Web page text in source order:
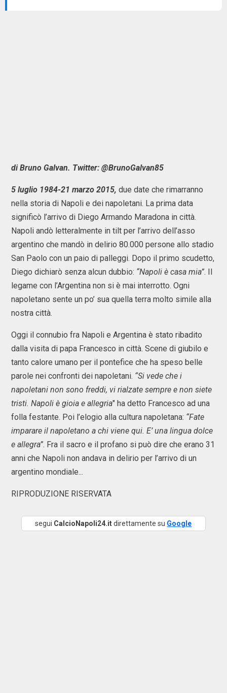
di Bruno Galvan. Twitter: @BrunoGalvan85
5 luglio 1984-21 marzo 2015, due date che rimarranno
nella storia di Napoli e dei napoletani. La prima data
significò l’arrivo di Diego Armando Maradona in città.
Napoli andò letteralmente in tilt per l’arrivo dell’asso
argentino che mandò in delirio 80.000 persone allo stadio
San Paolo con un paio di palleggi. Dopo il primo scudetto,
Diego dichiarò senza alcun dubbio: “Napoli è casa mia”. Il
legame con l’Argentina non si è mai interrotto. Ogni
napoletano sente un po’ sua quella terra molto simile alla
nostra città.
Oggi il connubio fra Napoli e Argentina è stato ribadito
dalla visita di papa Francesco in città. Scene di giubilo e
tanto calore umano per il pontefice che ha speso belle
parole nei confronti dei napoletani. “Si vede che i
napoletani non sono freddi, vi rialzate sempre e non siete
tristi. Napoli è gioia e allegria" ha detto Francesco ad una
folla festante. Poi l’elogio alla cultura napoletana: “Fate
imparare il napoletano a chi viene qui. E’ una lingua dolce
e allegra”. Fra il sacro e il profano si può dire che erano 31
anni che Napoli non andava in delirio per l’arrivo di un
argentino mondiale...
RIPRODUZIONE RISERVATA
segui CalcioNapoli24.itdirettamente su Google